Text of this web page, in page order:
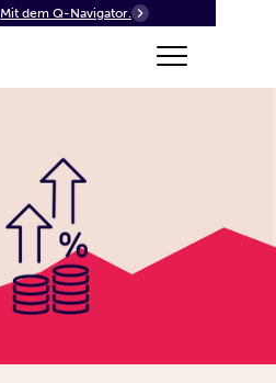
Mit dem Q-Navigator.